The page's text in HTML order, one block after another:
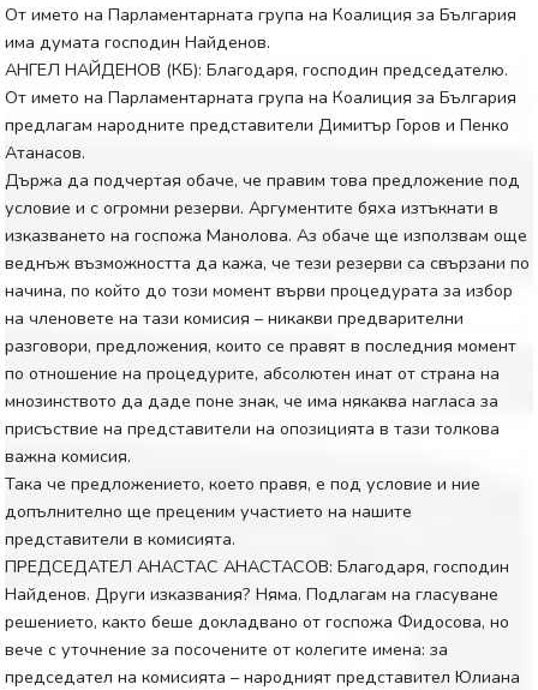
От името на Парламентарната група на Коалиция за България
има думата господин Найденов.
АНГЕЛ НАЙДЕНОВ (КБ): Благодаря, господин председателю.
От името на Парламентарната група на Коалиция за България
предлагам народните представители Димитър Горов и Пенко
Атанасов.
Държа да подчертая обаче, че правим това предложение под
условие и с огромни резерви. Аргументите бяха изтъкнати в
изказването на госпожа Манолова. Аз обаче ще използвам още
веднъж възможността да кажа, че тези резерви са свързани по
начина, по който до този момент върви процедурата за избор
на членовете на тази комисия – никакви предварителни
разговори, предложения, които се правят в последния момент
по отношение на процедурите, абсолютен инат от страна на
мнозинството да даде поне знак, че има някаква нагласа за
присъствие на представители на опозицията в тази толкова
важна комисия.
Така че предложението, което правя, е под условие и ние
допълнително ще преценим участието на нашите
представители в комисията.
ПРЕДСЕДАТЕЛ АНАСТАС АНАСТАСОВ: Благодаря, господин
Найденов. Други изказвания? Няма. Подлагам на гласуване
решението, както беше докладвано от госпожа Фидосова, но
вече с уточнение за посочените от колегите имена: за
председател на комисията – народният представител Юлиана